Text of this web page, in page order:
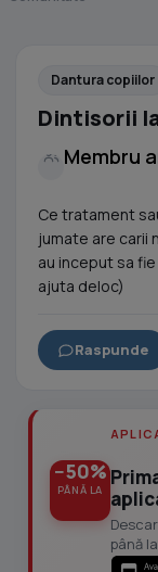
Dantura copiilor
Dintisorii
Membru
Ce tratament
jumate are carii
au inceput sa
ajuta deloc)
Raspunde
−50%
PÂNĂ LA
până la